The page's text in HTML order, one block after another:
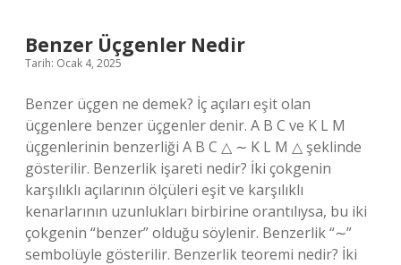
Benzer Üçgenler Nedir
Tarih: Ocak 4, 2025
Benzer üçgen ne demek? İç açıları eşit olan
üçgenlere benzer üçgenler denir. A B C ve K L M
üçgenlerinin benzerliği A B C △ ∼ K L M △ şeklinde
gösterilir. Benzerlik işareti nedir? İki çokgenin
karşılıklı açılarının ölçüleri eşit ve karşılıklı
kenarlarının uzunlukları birbirine orantılıysa, bu iki
çokgenin “benzer” olduğu söylenir. Benzerlik “∼”
sembolüyle gösterilir. Benzerlik teoremi nedir? İki